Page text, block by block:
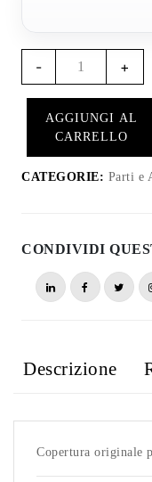
-
Completa
RB807
+
AGGIUNGI AL
CARRELLO
CATEGORIE: Parti e
CONDIVIDI
Descrizione
Copertura originale